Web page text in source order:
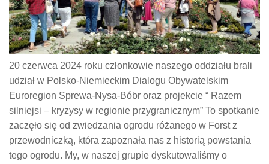
20 czerwca 2024 roku członkowie naszego oddziału brali
udział w Polsko-Niemieckim Dialogu Obywatelskim
Euroregion Sprewa-Nysa-Bóbr oraz projekcie “ Razem
silniejsi – kryzysy w regionie przygranicznym” To spotkanie
zaczęło się od zwiedzania ogrodu różanego w Forst z
przewodniczką, która zapoznała nas z historią powstania
tego ogrodu. My, w naszej grupie dyskutowaliśmy o